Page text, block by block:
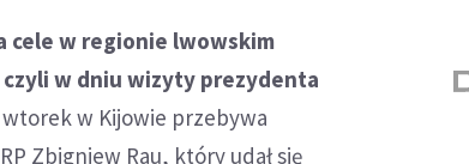
cele w regionie lwowskim
czyli w dniu wizyty prezydenta
wtorek w Kijowie przebywa
Zbigniew Rau, który udał się